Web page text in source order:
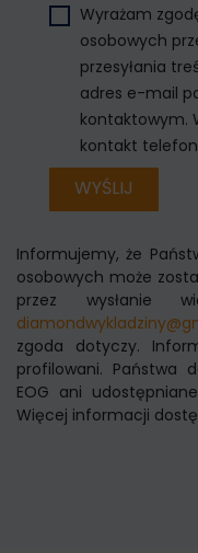
Wyrażam
osobowych
przesyłania
adres e-mail
kontaktowym.
kontakt
WYŚLIJ
Informujemy, że
osobowych może
przez wysłanie
zgoda dotyczy.
profilowani. Państwa
EOG ani
Więcej informacji